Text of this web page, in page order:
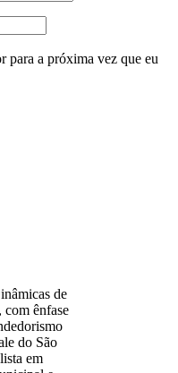
para a próxima vez que eu
de
ênfase
do São
em